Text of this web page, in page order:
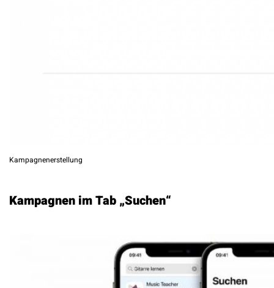
Kampagnenerstellung
Kampagnen im Tab „Suchen“